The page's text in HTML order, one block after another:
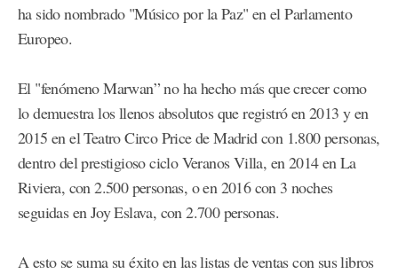
ha sido nombrado "Músico por la Paz" en el Parlamento
Europeo.
El "fenómeno Marwan” no ha hecho más que crecer como
lo demuestra los llenos absolutos que registró en 2013 y en
2015 en el Teatro Circo Price de Madrid con 1.800 personas,
dentro del prestigioso ciclo Veranos Villa, en 2014 en La
Riviera, con 2.500 personas, o en 2016 con 3 noches
seguidas en Joy Eslava, con 2.700 personas.
A esto se suma su éxito en las listas de ventas con sus libros